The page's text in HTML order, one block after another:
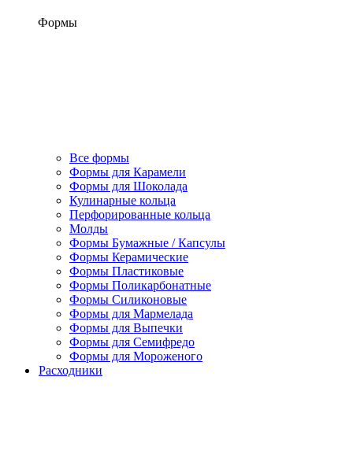
Формы
Все формы
Формы для Карамели
Формы для Шоколада
Кулинарные кольца
Перфорированные кольца
Молды
Формы Бумажные / Капсулы
Формы Керамические
Формы Пластиковые
Формы Поликарбонатные
Формы Силиконовые
Формы для Мармелада
Формы для Выпечки
Формы для Семифредо
Формы для Мороженого
Расходники